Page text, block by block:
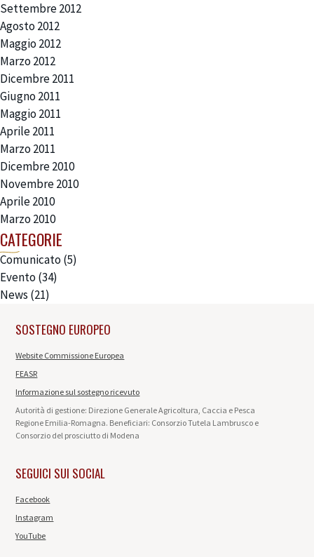
Settembre 2012
Agosto 2012
Maggio 2012
Marzo 2012
Dicembre 2011
Giugno 2011
Maggio 2011
Aprile 2011
Marzo 2011
Dicembre 2010
Novembre 2010
Aprile 2010
Marzo 2010
CATEGORIE
Comunicato(5)
Evento(34)
News (21)
SOSTEGNO EUROPEO
Website Commissione Europea
FEASR
Informazione sul sostegno ricevuto
Autorità di gestione: Direzione Generale Agricoltura, Caccia e Pesca
Regione Emilia-Romagna. Beneficiari: Consorzio Tutela Lambrusco e
Consorzio del prosciutto di Modena
SEGUICI SUI SOCIAL
Facebook
Instagram
YouTube